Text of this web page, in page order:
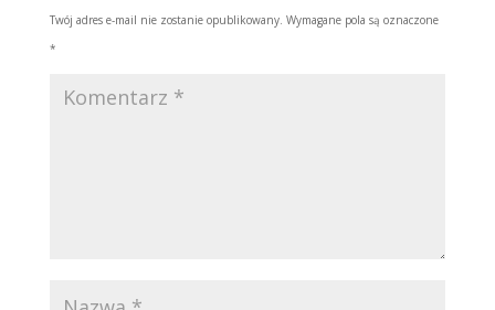
Twój adres e-mail nie zostanie opublikowany. Wymagane pola są oznaczone
*